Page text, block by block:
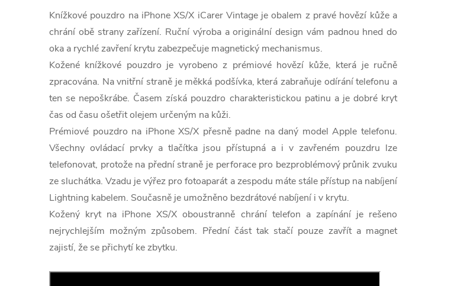
Knížkové pouzdro na iPhone XS/X iCarer Vintage je obalem z pravé hovězí kůže a
chrání obě strany zařízení. Ruční výroba a originální design vám padnou hned do
oka a rychlé zavření krytu zabezpečuje magnetický mechanismus.
Kožené knížkové pouzdro je vyrobeno z prémiové hovězí kůže, která je ručně
zpracována. Na vnitřní straně je měkká podšívka, která zabraňuje odírání telefonu a
ten se nepoškrábe. Časem získá pouzdro charakteristickou patinu a je dobré kryt
čas od času ošetřit olejem určeným na kůži.
Prémiové pouzdro na iPhoneXS/X přesně padne na daný model Apple telefonu.
Všechny ovládací prvky a tlačítka jsou přístupná a i v zavřeném pouzdru lze
telefonovat, protože na přední straně je perforace pro bezproblémový průnik zvuku
ze sluchátka. Vzadu je výřez pro fotoaparát a zespodu máte stále přístup na nabíjení
Lightning kabelem. Současně je umožněno bezdrátové nabíjení i v krytu.
Kožený kryt na iPhoneXS/X oboustranně chrání telefon a zapínání je rešeno
nejrychlejším možným způsobem. Přední část tak stačí pouze zavřít a magnet
zajistí, že se přichytí ke zbytku.